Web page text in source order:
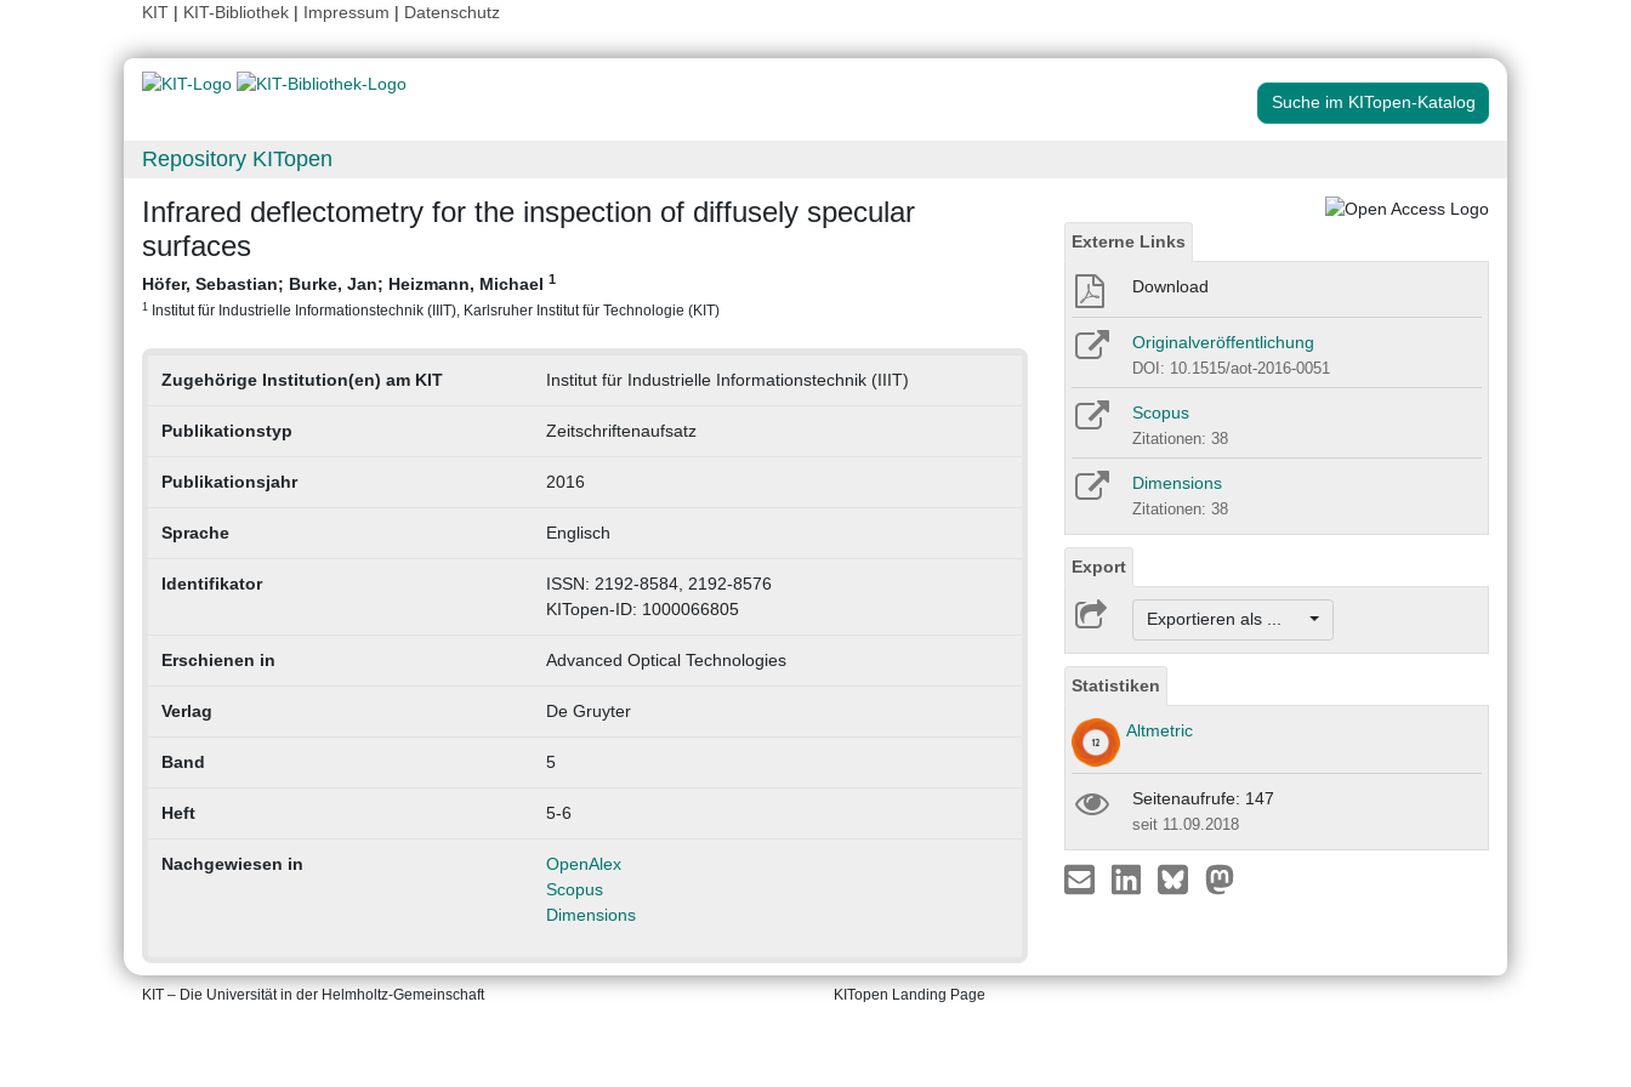
KIT | KIT-Bibliothek | Impressum | Datenschutz
Suche im KITopen-Katalog
Repository KITopen
Infrared deflectometry for the inspection of diffusely specular
surfaces
Höfer, Sebastian; Burke, Jan; Heizmann, Michael 1
1 Institut für Industrielle Informationstechnik (IIIT), Karlsruher Institut für Technologie (KIT)
Zugehörige Institution(en) am KIT Institut für Industrielle Informationstechnik (IIIT)
Publikationstyp Zeitschriftenaufsatz
Publikationsjahr 2016
Sprache Englisch
Identifikator
ISSN: 2192-8584, 2192-8576
KITopen-ID: 1000066805
Erschienen in Advanced Optical Technologies
Verlag De Gruyter
Band 5
Heft 5-6
Nachgewiesen in
OpenAlex
Scopus
Dimensions
Externe Links
Download
Originalveröffentlichung
DOI: 10.1515/aot-2016-0051
Scopus
Zitationen: 38
Dimensions
Zitationen: 38
Export
Exportieren als ...
Statistiken
Altmetric
Seitenaufrufe: 147
seit 11.09.2018
KIT – Die Universität in der Helmholtz-Gemeinschaft KITopen Landing Page